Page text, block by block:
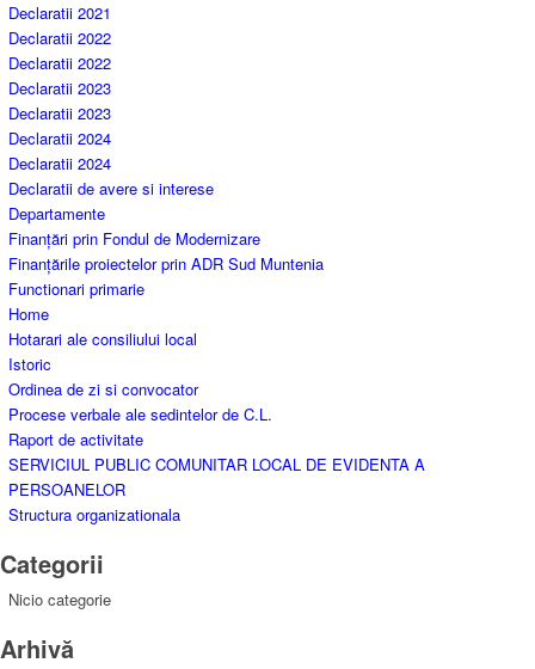
Declaratii 2021
Declaratii 2022
Declaratii 2022
Declaratii 2023
Declaratii 2023
Declaratii 2024
Declaratii 2024
Declaratii de avere si interese
Departamente
Finanțări prin Fondul de Modernizare
Finanțările proiectelor prin ADR Sud Muntenia
Functionari primarie
Home
Hotarari ale consiliului local
Istoric
Ordinea de zi si convocator
Procese verbale ale sedintelor de C.L.
Raport de activitate
SERVICIUL PUBLIC COMUNITAR LOCAL DE EVIDENTA A
PERSOANELOR
Structura organizationala
Categorii
Nicio categorie
Arhivă